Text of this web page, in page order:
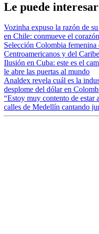
Le puede interesar
Vozinha expuso la razón de
en Chile: conmueve el
Selección Colombia
Centroamericanos y del
Ilusión en Cuba: este es el
le abre las puertas al mundo
Analdex revela cuál es la
desplome del dólar en
“Estoy muy contento de estar
calles de Medellín cantando